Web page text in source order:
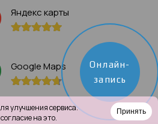
Яндекс карты
Google Maps
Онлайн-
запись
улучшения сервиса.
на это.
Принять